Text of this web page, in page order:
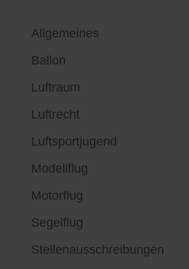
Allgemeines
Ballon
Luftraum
Luftrecht
Luftsportjugend
Modellflug
Motorflug
Segelflug
Stellenausschreibungen